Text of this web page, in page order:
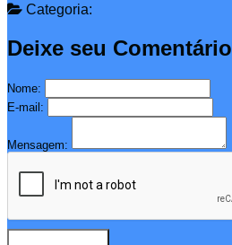
Categoria:
Deixe seu Comentário
Nome:
E-mail:
Mensagem: